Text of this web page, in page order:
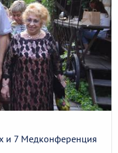
и 7 Медконференция